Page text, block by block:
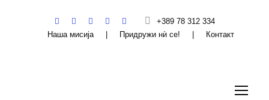
+389 78 312 334
Наша мисија
Придружи нѝ се! Контакт